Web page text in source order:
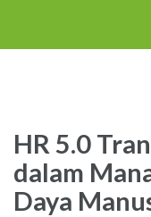
HR 5.0
dalam
Daya